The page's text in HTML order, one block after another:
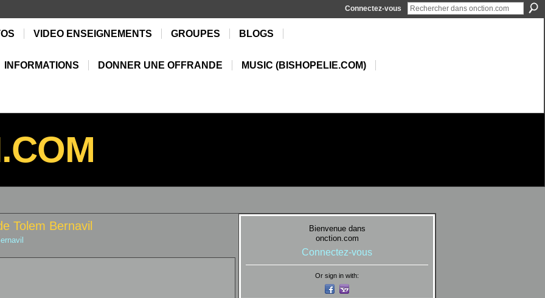
Connectez-vous
VIDEO ENSEIGNEMENTS GROUPES BLOGS
INFORMATIONS DONNER UNE OFFRANDE MUSIC (BISHOPELIE.COM)
Tolem Bernavil
Bienvenue dans
onction.com
Connectez-vous
Or sign in with: